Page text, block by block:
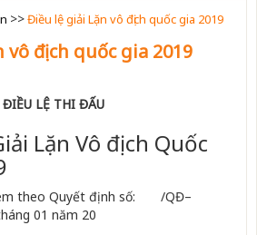
>>Điều lệ giải Lặn vô địch quốc gia 2019
địch quốc gia 2019
ĐIỀU LỆ THI ĐẤU
Vô địch Quốc
Quyết định số: /QĐ–
01 năm 20